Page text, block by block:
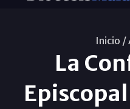
Inicio /
La